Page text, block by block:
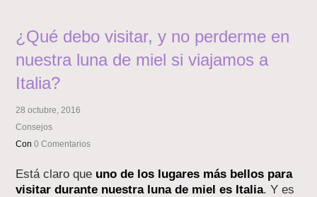
¿Qué debo visitar, y no perderme en
nuestra luna de miel si viajamos a
Italia?
28 octubre, 2016
Consejos
Con0 Comentarios
Está claro que uno de los lugares más bellos para
visitar durante nuestra luna de miel es Italia. Y es